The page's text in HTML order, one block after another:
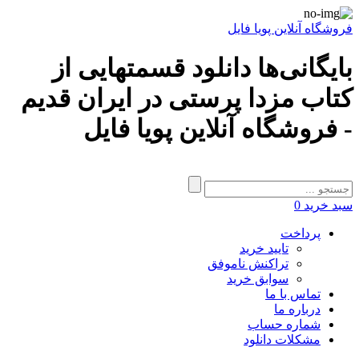
فروشگاه آنلاین پویا فایل
بایگانی‌ها دانلود قسمتهایی از
کتاب مزدا پرستی در ایران قدیم
- فروشگاه آنلاین پویا فایل
سبد خرید 0
پرداخت
تایید خرید
تراکنش ناموفق
سوابق خرید
تماس با ما
درباره ما
شماره حساب
مشکلات دانلود